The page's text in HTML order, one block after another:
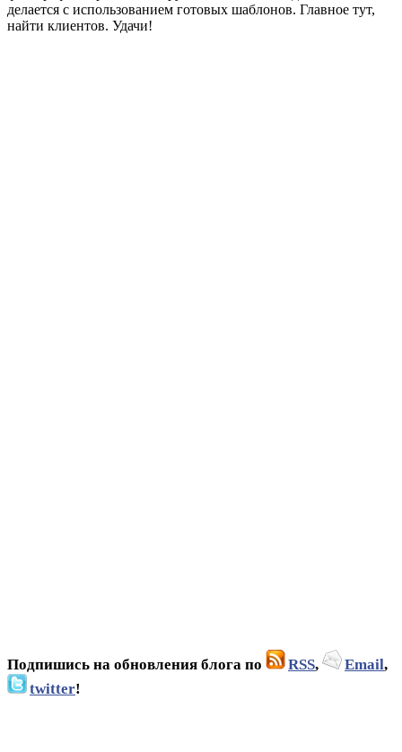
делается с использованием готовых шаблонов. Главное тут,
найти клиентов. Удачи!
Подпишись на обновления блога по RSS, Email,
twitter!